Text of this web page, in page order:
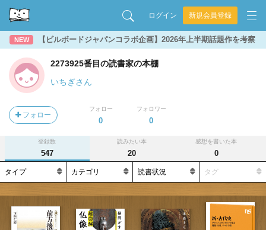
ログイン 新規会員登録
NEW 【ビルボードジャパンコラボ企画】2026年上半期話題作を考察
2273925番目の読書家の本棚
いちぎさん
フォロー
フォロー
0
フォロワー
0
登録数
547
読みたい本
20
感想を書いた本
0